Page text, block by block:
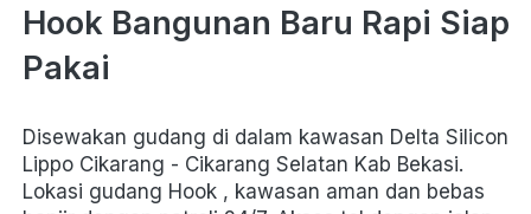
Hook Bangunan Baru Rapi Siap
Pakai
Disewakan gudang di dalam kawasan Delta Silicon
Lippo Cikarang - Cikarang Selatan Kab Bekasi.
Lokasi gudang Hook , kawasan aman dan bebas